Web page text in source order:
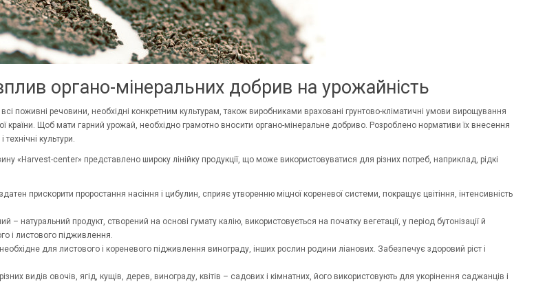
органо-мінеральних добрив на урожайність
поживні речовини, необхідні конкретним культурам, також виробниками враховані грунтово-кліматичні умови вирощування
країни. Щоб мати гарний урожай, необхідно грамотно вносити органо-мінеральне добриво. Розроблено нормативи їх внесення
культури.
«Harvest-center» представлено широку лінійку продукції, що може використовуватися для різних потреб, наприклад, рідкі
здатен прискорити проростання насіння і цибулин, сприяє утворенню міцної кореневої системи, покращує цвітіння, інтенсивність
– натуральний продукт, створений на основі гумату калію, використовується на початку вегетації, у період бутонізації й
і листового підживлення.
для листового і кореневого підживлення винограду, інших рослин родини ліанових. Забезпечує здоровий ріст і
видів овочів, ягід, кущів, дерев, винограду, квітів – садових і кімнатних, його використовують для укорінення саджанців і